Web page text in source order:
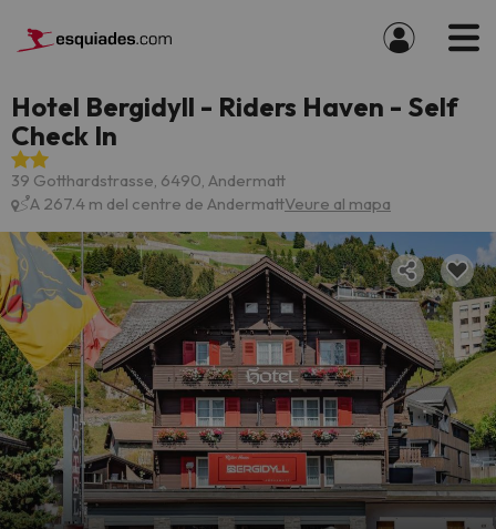
Hotel Bergidyll - Riders Haven - Self
Check In
39 Gotthardstrasse, 6490, Andermatt
A 267.4 m del centre de AndermattVeure al mapa